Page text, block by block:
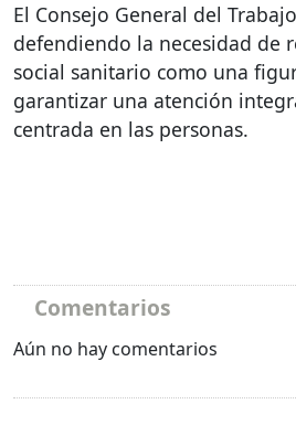
El Consejo General del
defendiendo la necesidad de
social sanitario como una
garantizar una atención
centrada en las personas.
Comentarios
Aún no hay comentarios